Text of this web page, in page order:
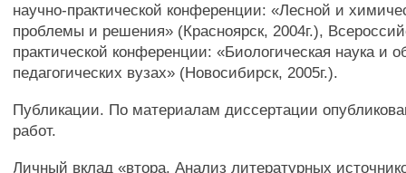
научно-практической конференции: «Лесной и
проблемы и решения» (Красноярск, 2004г.),
практической конференции: «Биологическая наука и
педагогических вузах» (Новосибирск, 2005г.).
Публикации. По материалам диссертации
работ.
Личный вклад «втора. Анализ литературных